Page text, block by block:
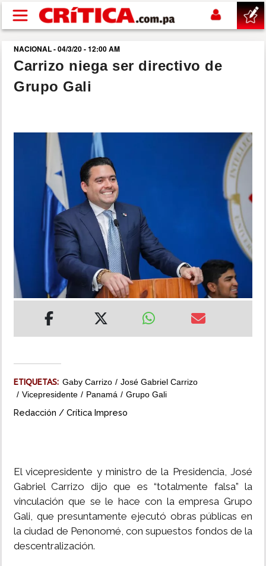
Pasar al contenido principal
buscar
SUCESOS
DEPORTES
MUNDO
INSÓLITAS
MULTIMEDIA
NACIONAL - 04/3/20 - 12:00 AM
Carrizo niega ser directivo de
Grupo Gali
ETIQUETAS: Gaby Carrizo
José Gabriel Carrizo
Vicepresidente
Panamá Grupo Gali
Redacción / Crítica Impreso
El vicepresidente y ministro de la Presidencia, José
Gabriel Carrizo dijo que es “totalmente falsa” la
vinculación que se le hace con la empresa Grupo
Gali, que presuntamente ejecutó obras públicas en
la ciudad de Penonomé, con supuestos fondos de la
descentralización.